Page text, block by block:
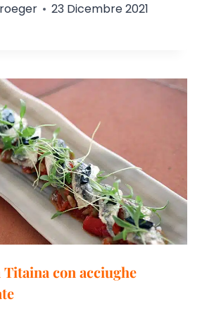
23 Dicembre 2021
Titaina con acciughe